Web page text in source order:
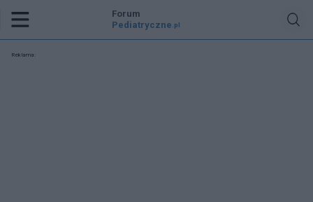
Forum
Pediatryczne .pl
Reklama: